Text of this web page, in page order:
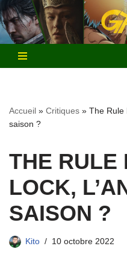
Aller
au
contenu
Accueil » Critiques » The Rule
saison ?
THE RULE
LOCK,
SAISON ?
Kito 10 octobre 2022